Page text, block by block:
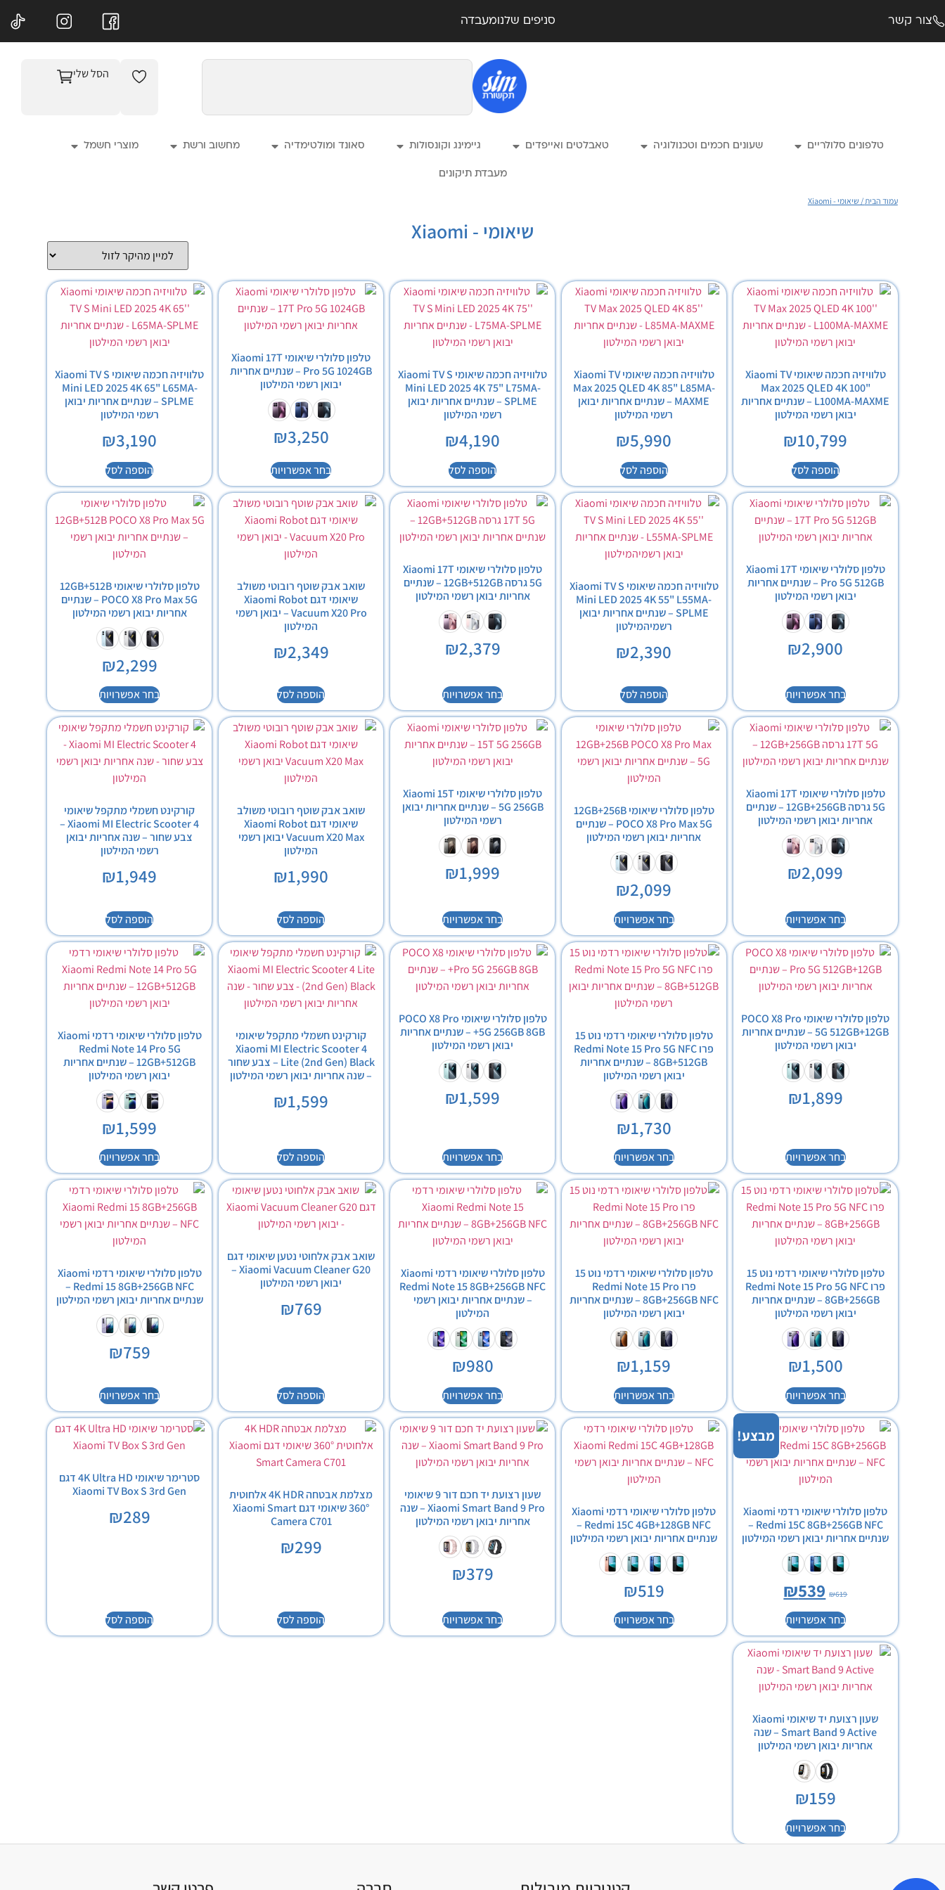
צור קשר סניפים שלנומעבדה
הסל שלי
טלפונים סלולריים שעונים חכמים וטכנולוגיה טאבלטים ואייפדים גיימינג וקונסולות סאונד ומולטימדיה מחשוב ורשת מוצרי חשמל
מעבדת תיקונים
עמוד הבית/ שיאומי - Xiaomi
שיאומי - Xiaomi
טלוויזיה חכמה שיאומי Xiaomi TV
Max 2025 QLED 4K 100"
L100MA-MAXME – שנתיים אחריות
יבואן רשמי המילטון
₪10,799
הוספה לסל
טלוויזיה חכמה שיאומי Xiaomi TV
Max 2025 QLED 4K 85" L85MA-
MAXME – שנתיים אחריות יבואן
רשמי המילטון
₪5,990
הוספה לסל
טלוויזיה חכמה שיאומי Xiaomi TV S
Mini LED 2025 4K 75" L75MA-
SPLME – שנתיים אחריות יבואן
רשמי המילטון
₪4,190
הוספה לסל
טלפון סלולרי שיאומי Xiaomi 17T
Pro 5G 1024GB – שנתיים אחריות
יבואן רשמי המילטון
₪3,250
בחר אפשרויות
טלוויזיה חכמה שיאומי Xiaomi TV S
Mini LED 2025 4K 65" L65MA-
SPLME – שנתיים אחריות יבואן
רשמי המילטון
₪3,190
הוספה לסל
טלפון סלולרי שיאומי Xiaomi 17T
Pro 5G 512GB – שנתיים אחריות
יבואן רשמי המילטון
₪2,900
בחר אפשרויות
טלוויזיה חכמה שיאומי Xiaomi TV S
Mini LED 2025 4K 55" L55MA-
SPLME – שנתיים אחריות יבואן
רשמיהמילטון
₪2,390
הוספה לסל
טלפון סלולרי שיאומי Xiaomi 17T
5G גרסה 12GB+512GB – שנתיים
אחריות יבואן רשמי המילטון
₪2,379
בחר אפשרויות
שואב אבק שוטף רובוטי משולב
שיאומי דגם Xiaomi Robot
Vacuum X20 Pro – יבואן רשמי
המילטון
₪2,349
הוספה לסל
טלפון סלולרי שיאומי 12GB+512B
POCO X8 Pro Max 5G – שנתיים
אחריות יבואן רשמי המילטון
₪2,299
בחר אפשרויות
טלפון סלולרי שיאומי Xiaomi 17T
5G גרסה 12GB+256GB – שנתיים
אחריות יבואן רשמי המילטון
₪2,099
בחר אפשרויות
טלפון סלולרי שיאומי 12GB+256B
POCO X8 Pro Max 5G – שנתיים
אחריות יבואן רשמי המילטון
₪2,099
בחר אפשרויות
טלפון סלולרי שיאומי Xiaomi 15T
5G 256GB – שנתיים אחריות יבואן
רשמי המילטון
₪1,999
בחר אפשרויות
שואב אבק שוטף רובוטי משולב
שיאומי דגם Xiaomi Robot
Vacuum X20 Max יבואן רשמי
המילטון
₪1,990
הוספה לסל
קורקינט חשמלי מתקפל שיאומי
Xiaomi MI Electric Scooter 4 –
צבע שחור – שנה אחריות יבואן
רשמי המילטון
₪1,949
הוספה לסל
טלפון סלולרי שיאומי POCO X8 Pro
5G 512GB+12GB – שנתיים אחריות
יבואן רשמי המילטון
₪1,899
בחר אפשרויות
טלפון סלולרי שיאומי רדמי נוט 15
פרו Redmi Note 15 Pro 5G NFC
8GB+512GB – שנתיים אחריות
יבואן רשמי המילטון
₪1,730
בחר אפשרויות
טלפון סלולרי שיאומי POCO X8 Pro
5G 256GB 8GB+ – שנתיים אחריות
יבואן רשמי המילטון
₪1,599
בחר אפשרויות
קורקינט חשמלי מתקפל שיאומי
Xiaomi MI Electric Scooter 4
Lite (2nd Gen) Black – צבע שחור
– שנה אחריות יבואן רשמי המילטון
₪1,599
הוספה לסל
טלפון סלולרי שיאומי רדמי Xiaomi
Redmi Note 14 Pro 5G
12GB+512GB – שנתיים אחריות
יבואן רשמי המילטון
₪1,599
בחר אפשרויות
טלפון סלולרי שיאומי רדמי נוט 15
פרו Redmi Note 15 Pro 5G NFC
8GB+256GB – שנתיים אחריות
יבואן רשמי המילטון
₪1,500
בחר אפשרויות
טלפון סלולרי שיאומי רדמי נוט 15
פרו Redmi Note 15 Pro
8GB+256GB NFC – שנתיים אחריות
יבואן רשמי המילטון
₪1,159
בחר אפשרויות
טלפון סלולרי שיאומי רדמי Xiaomi
Redmi Note 15 8GB+256GB NFC
– שנתיים אחריות יבואן רשמי
המילטון
₪980
בחר אפשרויות
שואב אבק אלחוטי נטען שיאומי דגם
Xiaomi Vacuum Cleaner G20 –
יבואן רשמי המילטון
₪769
הוספה לסל
טלפון סלולרי שיאומי רדמי Xiaomi
Redmi 15 8GB+256GB NFC –
שנתיים אחריות יבואן רשמי המילטון
₪759
בחר אפשרויות
מבצע!
טלפון סלולרי שיאומי רדמי Xiaomi
Redmi 15C 8GB+256GB NFC –
שנתיים אחריות יבואן רשמי המילטון
₪619
₪539
בחר אפשרויות
טלפון סלולרי שיאומי רדמי Xiaomi
Redmi 15C 4GB+128GB NFC –
שנתיים אחריות יבואן רשמי המילטון
₪519
בחר אפשרויות
שעון רצועת יד חכם דור 9 שיאומי
Xiaomi Smart Band 9 Pro – שנה
אחריות יבואן רשמי המילטון
₪379
בחר אפשרויות
מצלמת אבטחה 4K HDR אלחוטית
360° שיאומי דגם Xiaomi Smart
Camera C701
₪299
הוספה לסל
סטרימר שיאומי 4K Ultra HD דגם
Xiaomi TV Box S 3rd Gen
₪289
הוספה לסל
שעון רצועת יד שיאומי Xiaomi
Smart Band 9 Active – שנה
אחריות יבואן רשמי המילטון
₪159
בחר אפשרויות